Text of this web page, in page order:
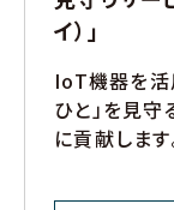
イ）」
IoT機器を活
ひと」を見守
に貢献します